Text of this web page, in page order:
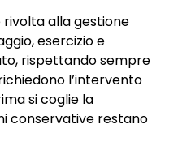
rivolta alla gestione
esercizio e
rispettando sempre
l’intervento
si coglie la
conservative restano